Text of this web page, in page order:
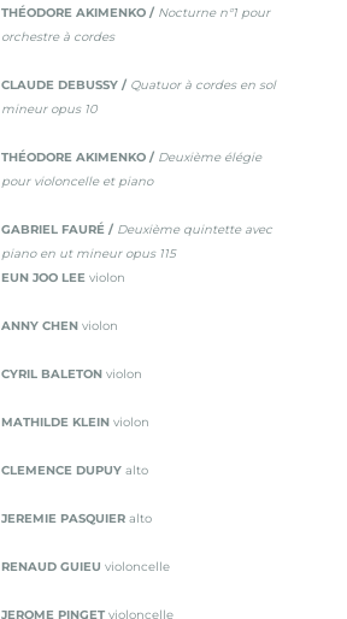
THÉODORE AKIMENKO / Nocturne n°1 pour
orchestre à cordes
CLAUDE DEBUSSY / Quatuor à cordes en sol
mineur opus 10
THÉODORE AKIMENKO / Deuxième élégie
pour violoncelle et piano
GABRIEL FAURÉ / Deuxième quintette avec
piano en ut mineur opus 115
EUN JOO LEE violon
ANNY CHEN violon
CYRIL BALETON violon
MATHILDE KLEIN violon
CLEMENCE DUPUY alto
JEREMIE PASQUIER alto
RENAUD GUIEU violoncelle
JEROME PINGET violoncelle